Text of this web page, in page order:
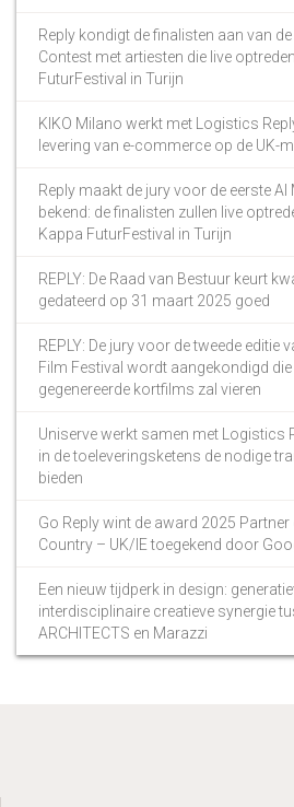
Reply kondigt de finalisten aan van
Contest met artiesten die live
FuturFestival in Turijn
KIKO Milano werkt met Logistics
levering van e-commerce op de UK-
Reply maakt de jury voor de eerste
bekend: de finalisten zullen live
Kappa FuturFestival in Turijn
REPLY: De Raad van Bestuur keurt
gedateerd op 31 maart 2025 goed
REPLY: De jury voor de tweede editie
Film Festival wordt aangekondigd die
gegenereerde kortfilms zal vieren
Uniserve werkt samen met Logistics
in de toeleveringsketens de nodige
bieden
Go Reply wint de award 2025
Country – UK/IE toegekend door
Een nieuw tijdperk in design:
interdisciplinaire creatieve synergie
ARCHITECTS en Marazzi